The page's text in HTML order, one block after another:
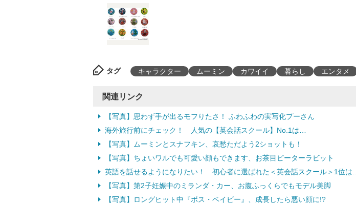
タグ キャラクター ムーミン カワイイ 暮らし エンタメ
関連リンク
【写真】思わず手が出るモフりたさ！ ふわふわの実写化プーさん
海外旅行前にチェック！ 人気の【英会話スクール】No.1は…
【写真】ムーミンとスナフキン、哀愁ただよう2ショットも！
【写真】ちょいワルでも可愛い顔もできます、お茶目ピーターラビット
英語を話せるようになりたい！ 初心者に選ばれた＜英会話スクール＞1位は…
【写真】第2子妊娠中のミランダ・カー、お腹ふっくらでもモデル美脚
【写真】ロングヒット中『ボス・ベイビー』、成長したら悪い顔に!?